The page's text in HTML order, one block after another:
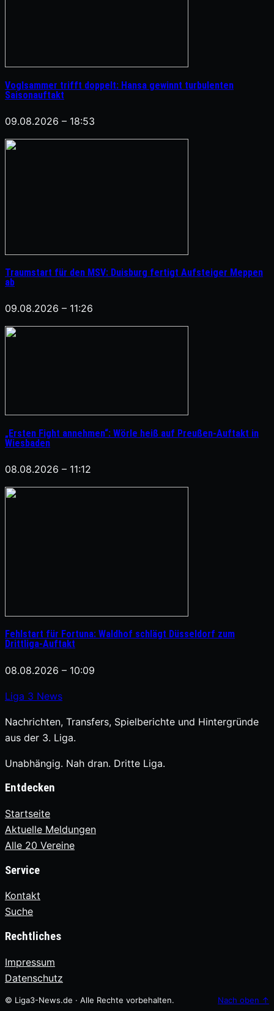
Voglsammer trifft doppelt: Hansa gewinnt turbulenten
Saisonauftakt
09.08.2026 – 18:53
Traumstart für den MSV: Duisburg fertigt Aufsteiger Meppen
ab
09.08.2026 – 11:26
„Ersten Fight annehmen“: Wörle heiß auf Preußen-Auftakt in
Wiesbaden
08.08.2026 – 11:12
Fehlstart für Fortuna: Waldhof schlägt Düsseldorf zum
Drittliga-Auftakt
08.08.2026 – 10:09
Liga 3 News
Nachrichten, Transfers, Spielberichte und Hintergründe
aus der 3. Liga.
Unabhängig. Nah dran. Dritte Liga.
Entdecken
Startseite
Aktuelle Meldungen
Alle 20 Vereine
Service
Kontakt
Suche
Rechtliches
Impressum
Datenschutz
© Liga3-News.de · Alle Rechte vorbehalten. Nach oben ↑